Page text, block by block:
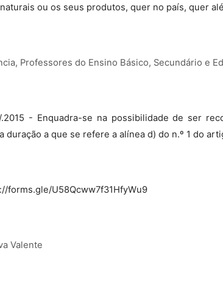
ou os seus produtos, quer no país, quer
Professores do Ensino Básico, Secundário e
.2015 - Enquadra-se na possibilidade de ser
duração a que se refere a alínea d) do n.º 1 do
forms.gle/U58Qcww7f31HfyWu9
Valente